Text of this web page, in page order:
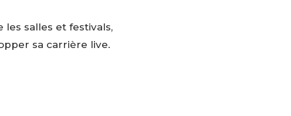
salles et festivals,
sa carrière live.